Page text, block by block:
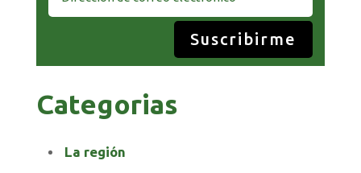
Suscribirme
Categorias
La región